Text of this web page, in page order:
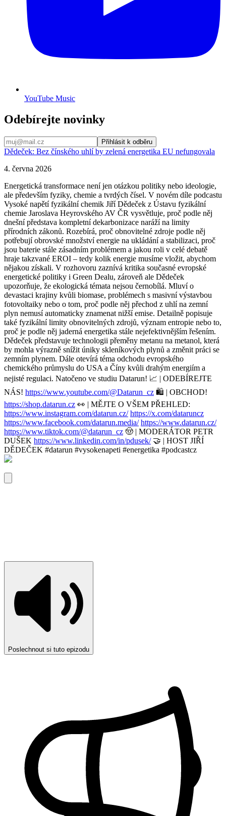
YouTube Music
Odebírejte novinky
Přihlásit k odběru
Dědeček: Bez čínského uhlí by zelená energetika EU nefungovala
4. června 2026
Energetická transformace není jen otázkou politiky nebo ideologie,
ale především fyziky, chemie a tvrdých čísel. V novém díle podcastu
Vysoké napětí fyzikální chemik Jiří Dědeček z Ústavu fyzikální
chemie Jaroslava Heyrovského AV ČR vysvětluje, proč podle něj
dnešní představa kompletní dekarbonizace naráží na limity
přírodních zákonů. Rozebírá, proč obnovitelné zdroje podle něj
potřebují obrovské množství energie na ukládání a stabilizaci, proč
jsou baterie stále zásadním problémem a jakou roli v celé debatě
hraje takzvané EROI – tedy kolik energie musíme vložit, abychom
nějakou získali. V rozhovoru zaznívá kritika současné evropské
energetické politiky i Green Dealu, zároveň ale Dědeček
upozorňuje, že ekologická témata nejsou černobílá. Mluví o
devastaci krajiny kvůli biomase, problémech s masivní výstavbou
fotovoltaiky nebo o tom, proč podle něj přechod z uhlí na zemní
plyn nemusí automaticky znamenat nižší emise. Detailně popisuje
také fyzikální limity obnovitelných zdrojů, význam entropie nebo to,
proč je podle něj jaderná energetika stále nejefektivnějším řešením.
Dědeček představuje technologii přeměny metanu na metanol, která
by mohla výrazně snížit úniky skleníkových plynů a změnit práci se
zemním plynem. Dále otevírá téma odchodu evropského
chemického průmyslu do USA a Číny kvůli drahým energiím a
nejisté regulaci. Natočeno ve studiu Datarun! 📈 | ODEBÍREJTE
NÁS! https://www.youtube.com/@Datarun_cz 🛍️ | OBCHOD!
https://shop.datarun.cz 👀 | MĚJTE O VŠEM PŘEHLED:
https://www.instagram.com/datarun.cz/ https://x.com/dataruncz
https://www.facebook.com/datarun.media/ https://www.datarun.cz/
https://www.tiktok.com/@datarun_cz 🤠 | MODERÁTOR PETR
DUŠEK https://www.linkedin.com/in/pdusek/🤝 | HOST JIŘÍ
DĚDEČEK #datarun #vysokenapeti #energetika #podcastcz
Poslechnout si tuto epizodu